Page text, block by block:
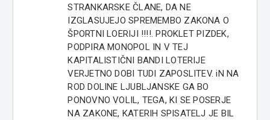
STRANKARSKE ČLANE, DA NE
IZGLASUJEJO SPREMEMBO ZAKONA O
ŠPORTNI LOERIJI !!!!. PROKLET PIZDEK,
PODPIRA MONOPOL IN V TEJ
KAPITALISTIČNI BANDI LOTERIJE
VERJETNO DOBI TUDI ZAPOSLITEV. iN NA
ROD DOLINE LJUBLJANSKE GA BO
PONOVNO VOLIL, TEGA, KI SE POSERJE
NA ZAKONE, KATERIH SPISATELJ JE BIL